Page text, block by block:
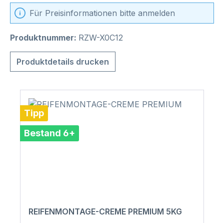
Für Preisinformationen bitte anmelden
Produktnummer: RZW-X0C12
Produktdetails drucken
Tipp
Bestand 6+
REIFENMONTAGE-CREME PREMIUM 5KG